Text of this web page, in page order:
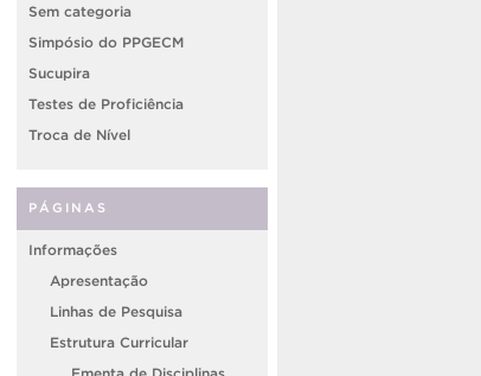
Sem categoria
Simpósio do PPGECM
Sucupira
Testes de Proficiência
Troca de Nível
PÁGINAS
Informações
Apresentação
Linhas de Pesquisa
Estrutura Curricular